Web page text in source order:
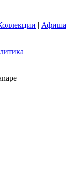
| Афиша |